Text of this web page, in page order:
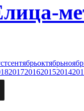
сентябрьоктябрь
2017201620152014